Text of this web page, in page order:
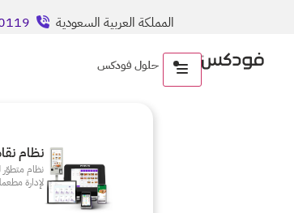
المملكة العربية السعودية
حلول فودكس
نظام
نظام متطوّر
لإدارة